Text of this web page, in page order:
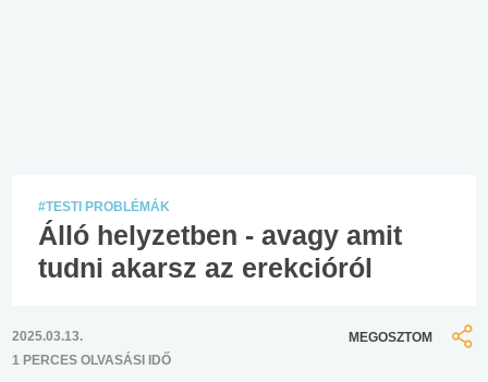
#TESTI PROBLÉMÁK
Álló helyzetben - avagy amit
tudni akarsz az erekcióról
2025.03.13.
1 PERCES OLVASÁSI IDŐ
MEGOSZTOM